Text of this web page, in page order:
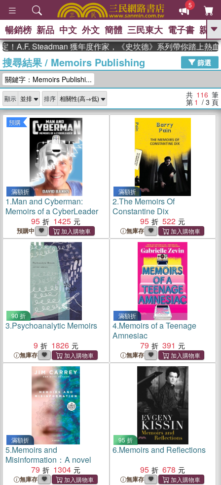
5
GO
熱搜： 東野圭吾 高希均教授回憶錄
、 The Odyssey 、 父親節 、 如果歷
獎 臺灣漫遊錄 、 方念華 、 台灣的李
登輝時代
數學女孩：黎曼猜想 、
偉大的迷走神經
暢銷榜 新品 中文 外文 簡體 三民東大 電子書 親子
Steadman 獲年度作家，《史坎德》系列帶你踏上熱血奇幻
搜尋結果/ Memoirs Publishing
篩選
關鍵字：Memoirs Publishi...
顯示 排序 共 116 筆
第 1 / 3 頁
預購
滿額折
1.Man and Cyberman:
Memoirs of a CyberLeader
95
1425
預購中
滿額折
2.The Memoirs Of
Constantine Dix
95
522
無庫存
90 折
3.Psychoanalytic Memoirs
9
1826
無庫存
滿額折
4.Memoirs of a Teenage
Amnesiac
79
391
無庫存
滿額折
5.Memoirs and
Misinformation：A novel
79
1304
無庫存
95 折
6.Memoirs and Reflections
95
678
無庫存